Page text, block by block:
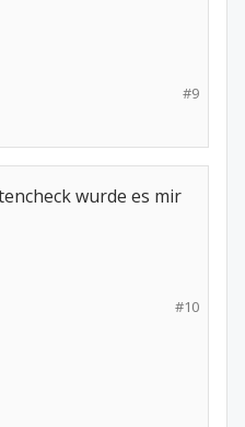
#9
wurde es mir
#10